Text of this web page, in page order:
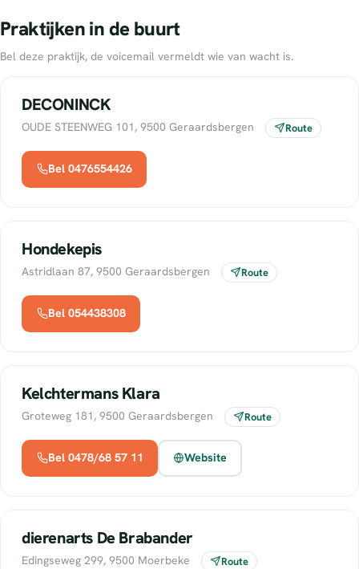
Praktijken in de buurt
Bel deze praktijk, de voicemail vermeldt wie van wacht is.
DECONINCK
OUDE STEENWEG 101, 9500 Geraardsbergen Route
Bel 0476554426
Hondekepis
Astridlaan 87, 9500 Geraardsbergen Route
Bel 054438308
Kelchtermans Klara
Groteweg 181, 9500 Geraardsbergen Route
Bel 0478/68 57 11 Website
dierenarts De Brabander
Edingseweg 299, 9500 Moerbeke Route